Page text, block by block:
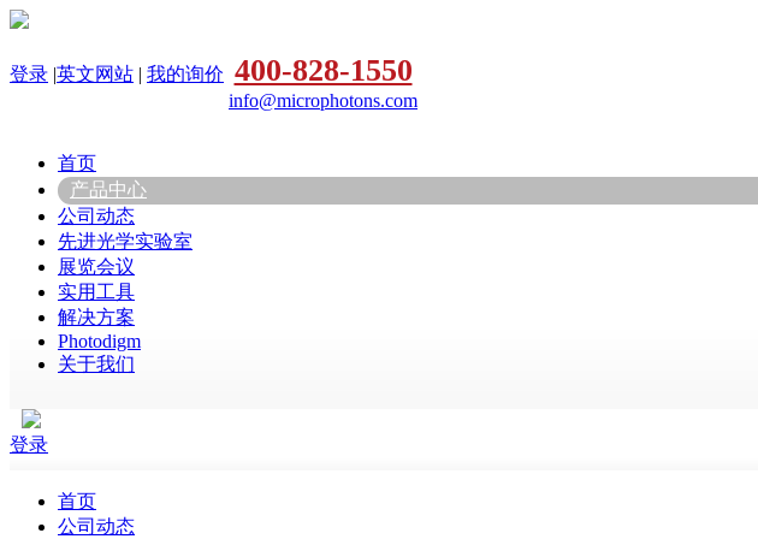
登录 |英文网站 | 我的询价 400-828-1550
info@microphotons.com
首页
产品中心
公司动态
先进光学实验室
展览会议
实用工具
解决方案
Photodigm
关于我们
登录
首页
公司动态